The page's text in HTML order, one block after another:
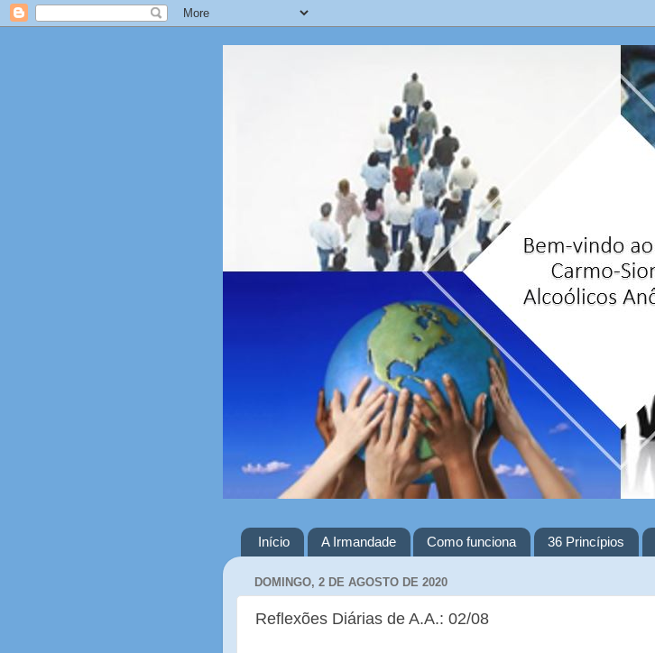
Início A Irmandade Como funciona 36 Princípios
DOMINGO, 2 DE AGOSTO DE 2020
Reflexões Diárias de A.A.: 02/08